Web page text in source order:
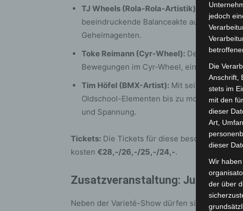
TJ Wheels (Rola-Rola-Artistik):
In der
beeindruckende Balanceakte auf
Geheimagenten.
Toke Reimann (Cyr-Wheel): Der Berliner
Bewegungen im Cyr-Wheel, einer
Tim Höfel (BMX-Artist): Mit seinen
Oldschool-Elementen bis zu modernen
und Spannung.
Tickets: Die Tickets für diese besondere
kosten €28,-/26,-/25,-/24,-.
Zusatzveranstaltung: Juliano
Neben der Varieté-Show dürfen sich die
jedoch
Die
Anschrift,
stets im
mit den
dieser
Art,
dieser
Wir
der über